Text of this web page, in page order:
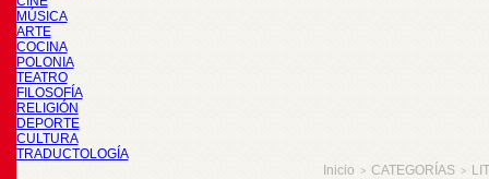
MÚSICA
ARTE
COCINA
POLONIA
TEATRO
FILOSOFÍA
RELIGIÓN
DEPORTE
CULTURA
TRADUCTOLOGÍA
Inicio > CATEGORÍAS >